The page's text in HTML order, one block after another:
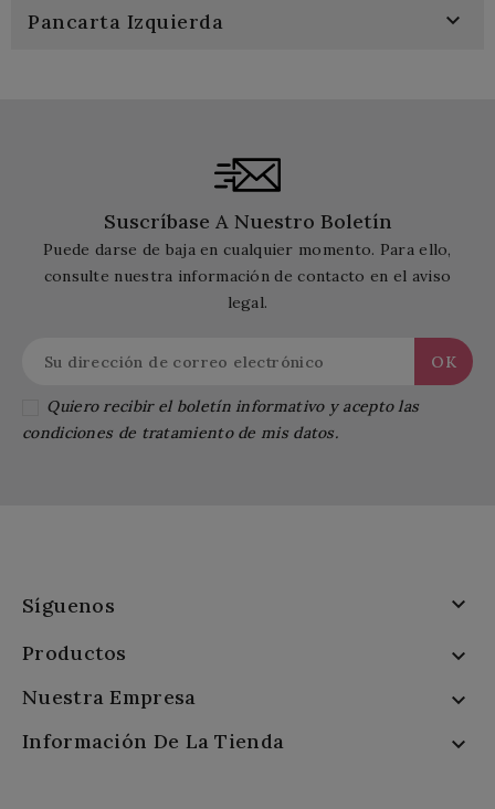
Pancarta Izquierda 
Suscríbase A Nuestro Boletín
Puede darse de baja en cualquier momento. Para ello,
consulte nuestra información de contacto en el aviso
legal.
Quiero recibir el boletín informativo y acepto las
condiciones de tratamiento de mis datos.
Síguenos 
Productos 
Nuestra Empresa 
Información De La Tienda 